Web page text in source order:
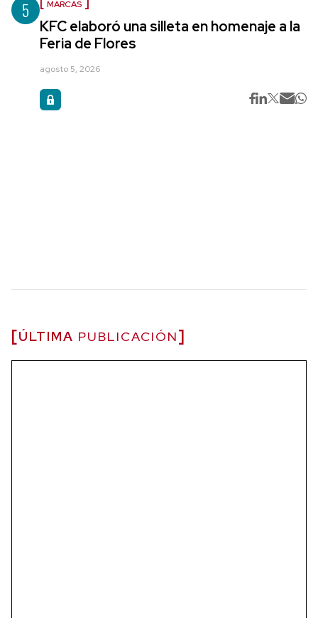
5 MARCAS
KFC elaboró una silleta en homenaje a la
Feria de Flores
agosto 5, 2026
ÚLTIMA PUBLICACIÓN